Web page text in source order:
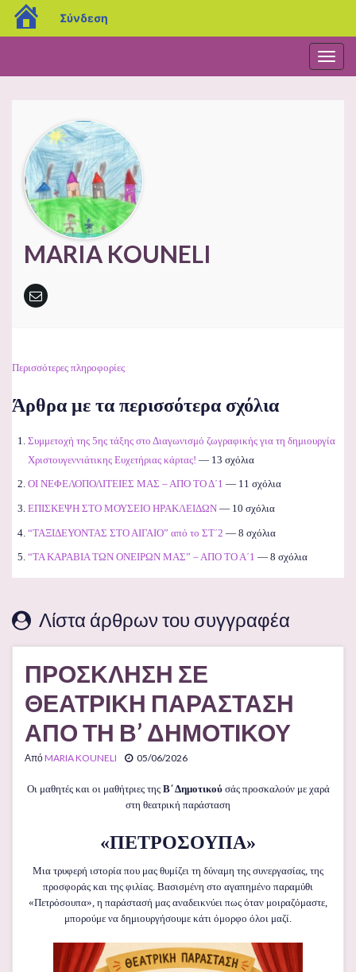
blogs.sch.gr
Σύνδεση
MARIA KOUNELI
Περισσότερες πληροφορίες
Άρθρα με τα περισσότερα σχόλια
Συμμετοχή της 5ης τάξης στο Διαγωνισμό ζωγραφικής για τη δημιουργία
Χριστουγεννιάτικης Ευχετήριας κάρτας! — 13 σχόλια
ΟΙ ΝΕΦΕΛΟΠΟΛΙΤΕΙΕΣ ΜΑΣ – ΑΠΟ ΤΟ Δ΄1 — 11 σχόλια
ΕΠΙΣΚΕΨΗ ΣΤΟ ΜΟΥΣΕΙΟ ΗΡΑΚΛΕΙΔΩΝ — 10 σχόλια
“ΤΑΞΙΔΕΥΟΝΤΑΣ ΣΤΟ ΑΙΓΑΙΟ” από το ΣΤ΄2 — 8 σχόλια
“ΤΑ ΚΑΡΑΒΙΑ ΤΩΝ ΟΝΕΙΡΩΝ ΜΑΣ” – ΑΠΟ ΤΟ Α΄1 — 8 σχόλια
Λίστα άρθρων του συγγραφέα
ΠΡΟΣΚΛΗΣΗ ΣΕ
ΘΕΑΤΡΙΚΗ ΠΑΡΑΣΤΑΣΗ
ΑΠΟ ΤΗ Β’ ΔΗΜΟΤΙΚΟΥ
ΑπόMARIA KOUNELI 05/06/2026
Οι μαθητές και οι μαθήτριες της Β΄ Δημοτικούσάς προσκαλούν με χαρά
στη θεατρική παράσταση
«ΠΕΤΡΟΣΟΥΠΑ»
Μια τρυφερή ιστορία που μας θυμίζει τη δύναμη της συνεργασίας, της
προσφοράς και της φιλίας. Βασισμένη στο αγαπημένο παραμύθι
«Πετρόσουπα», η παράστασή μας αναδεικνύει πως όταν μοιραζόμαστε,
μπορούμε να δημιουργήσουμε κάτι όμορφο όλοι μαζί.